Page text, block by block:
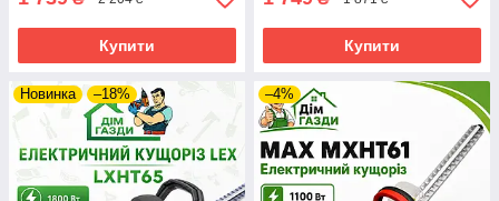
Купити Купити
Новинка –18% –4%